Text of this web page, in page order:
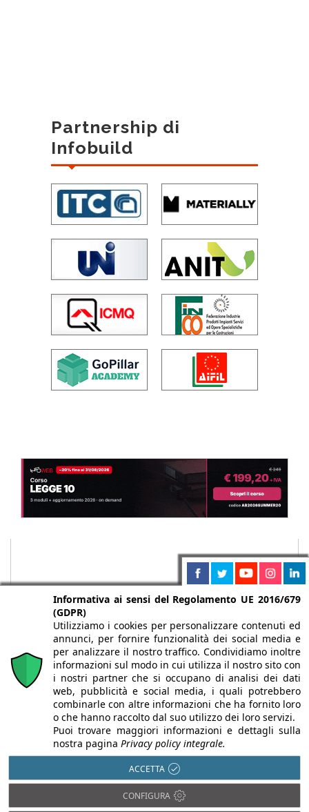
Partnership di
Infobuild
Chi siamo Autori Per la tua pubblicità
Iscriviti alla
newsletter
Infobuild è testata registrata presso il Tribunale di Milano al n° 63
dell’8/3/2013 - ISSN 2282-2267
Informativa ai sensi del Regolamento UE 2016/679
(GDPR)
Utilizziamo i cookies per personalizzare contenuti ed
annunci, per fornire funzionalità dei social media e
per analizzare il nostro traffico. Condividiamo inoltre
informazioni sul modo in cui utilizza il nostro sito con
i nostri partner che si occupano di analisi dei dati
web, pubblicità e social media, i quali potrebbero
combinarle con altre informazioni che ha fornito loro
o che hanno raccolto dal suo utilizzo dei loro servizi.
Puoi trovare maggiori informazioni e dettagli sulla
nostra pagina Privacy policy integrale.
ACCETTA
CONFIGURA